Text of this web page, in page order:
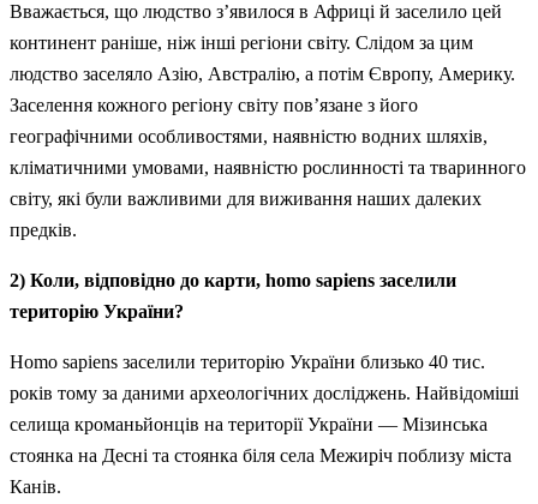
Вважається, що людство з’явилося в Африці й заселило цей
континент раніше, ніж інші регіони світу. Слідом за цим
людство заселяло Азію, Австралію, а потім Європу, Америку.
Заселення кожного регіону світу пов’язане з його
географічними особливостями, наявністю водних шляхів,
кліматичними умовами, наявністю рослинності та тваринного
світу, які були важливими для виживання наших далеких
предків.
2) Коли, відповідно до карти, homo sapiens заселили
територію України?
Homo sapiens заселили територію України близько 40 тис.
років тому за даними археологічних досліджень. Найвідоміші
селища кроманьйонців на території України — Мізинська
стоянка на Десні та стоянка біля села Межиріч поблизу міста
Канів.